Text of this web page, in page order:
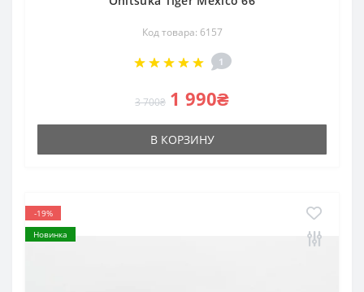
Код товара: 6157
1
3 700₴ 1 990₴
В КОРЗИНУ
-19%
Новинка